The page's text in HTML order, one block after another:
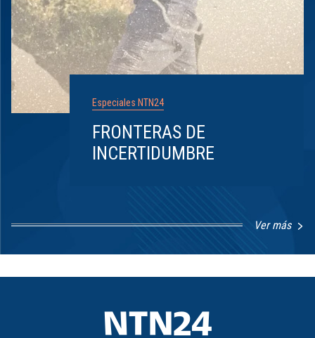
Especiales NTN24
FRONTERAS DE
INCERTIDUMBRE
Ver más
8